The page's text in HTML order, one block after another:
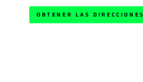
OBTENER LAS DIRECCIONES